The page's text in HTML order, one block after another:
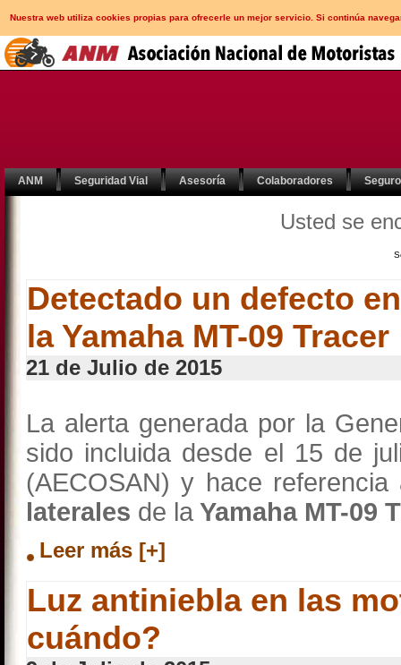
Nuestra web utiliza cookies propias para ofrecerle un mejor servicio. Si continúa
ANM Seguridad Vial Asesoría Colaboradores
Usted se
Detectado un defecto
la Yamaha MT-09 Tracer
21 de Julio de 2015
La alerta generada por la
sido incluida desde el 15 de
(AECOSAN) y hace
laterales de la Yamaha MT-09
Leer más [+]
Luz antiniebla en las
cuándo?